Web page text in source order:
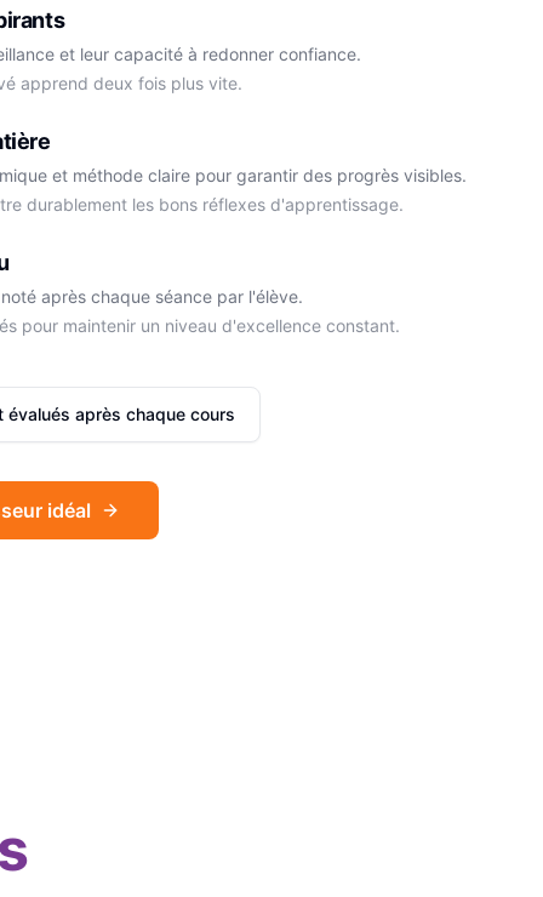
Français
et leur capacité à redonner confiance.
apprend deux fois plus vite.
et méthode claire pour garantir des progrès visibles.
durablement les bons réflexes d'apprentissage.
après chaque séance par l'élève.
pour maintenir un niveau d'excellence constant.
après chaque cours
idéal